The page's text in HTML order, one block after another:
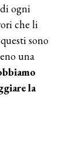
ogni
che li
sono
una
la